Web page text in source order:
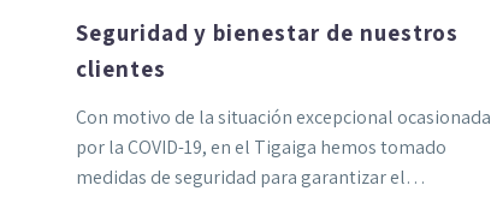
Seguridad y bienestar de nuestros
clientes
Con motivo de la situación excepcional ocasionada
por la COVID-19, en el Tigaiga hemos tomado
medidas de seguridad para garantizar el…